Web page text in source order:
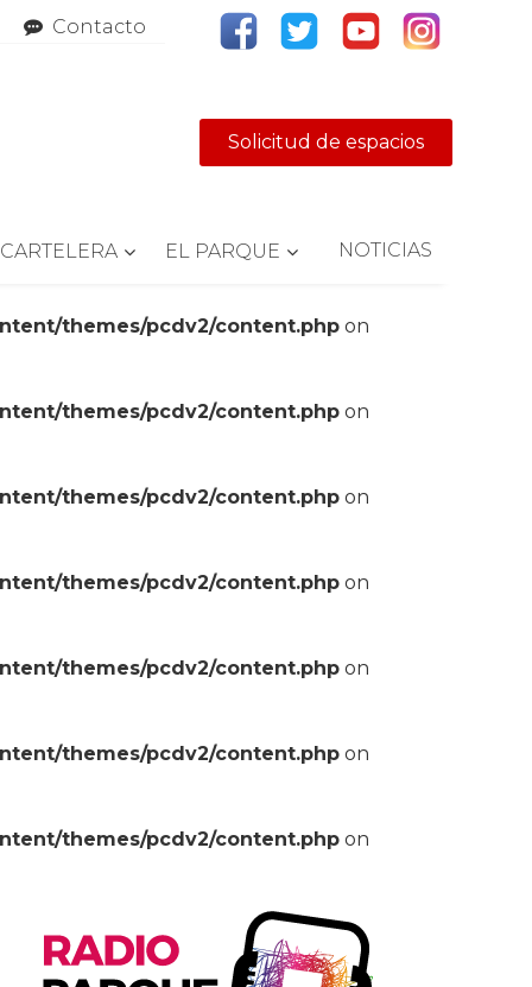
Contacto
Solicitud de espacios
CARTELERA EL PARQUE NOTICIAS
themes/pcdv2/content.php on
themes/pcdv2/content.php on
themes/pcdv2/content.php on
themes/pcdv2/content.php on
themes/pcdv2/content.php on
themes/pcdv2/content.php on
themes/pcdv2/content.php on